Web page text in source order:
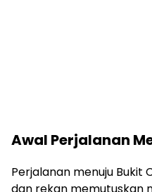
Awal Perjalanan
Perjalanan menuju Bukit